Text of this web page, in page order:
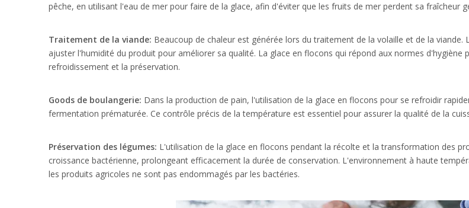
pêche, en utilisant l'eau de mer pour faire de la glace, afin d'éviter que les fruits de mer perdent sa fraîcheur
Traitement de la viande: Beaucoup de chaleur est générée lors du traitement de la volaille et de la
ajuster l'humidité du produit pour améliorer sa qualité. La glace en flocons qui répond aux normes
refroidissement et la préservation.
Goods de boulangerie: Dans la production de pain, l'utilisation de la glace en flocons pour se refroidir
fermentation prématurée. Ce contrôle précis de la température est essentiel pour assurer la qualité de la
Préservation des légumes: L'utilisation de la glace en flocons pendant la récolte et la transformation des
croissance bactérienne, prolongeant efficacement la durée de conservation. L'environnement à haute
les produits agricoles ne sont pas endommagés par les bactéries.